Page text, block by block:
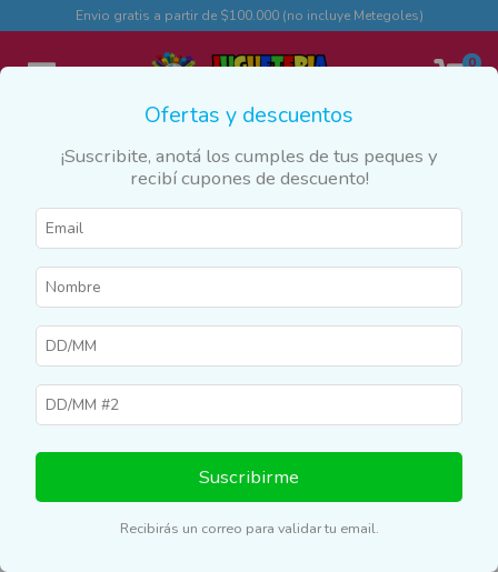
Envio gratis a partir de $100.000 (no incluye Metegoles)
0
ÁLBUMES Y FIGURITAS
Filtrar
Ofertas y descuentos
¡Suscribite, anotá los cumples de tus peques y
recibí cupones de descuento!
Suscribirme
Recibirás un correo para validar tu email.